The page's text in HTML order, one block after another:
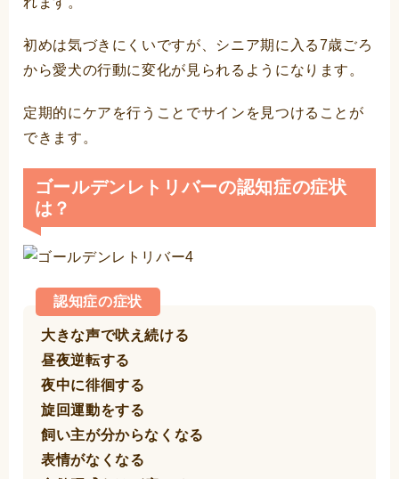
初めは気づきにくいですが、シニア期に入る7歳ごろ
から愛犬の行動に変化が見られるようになります。
定期的にケアを行うことでサインを見つけることが
できます。
ゴールデンレトリバーの認知症の症状
は？
認知症の症状
大きな声で吠え続ける
昼夜逆転する
夜中に徘徊する
旋回運動をする
飼い主が分からなくなる
表情がなくなる